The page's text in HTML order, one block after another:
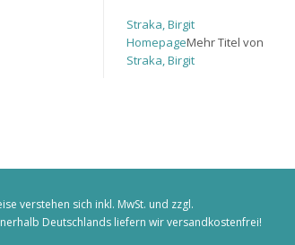
Straka, Birgit
HomepageMehr Titel von
Straka, Birgit
verstehen sich inkl. MwSt. und zzgl.
Deutschlands liefern wir versandkostenfrei!